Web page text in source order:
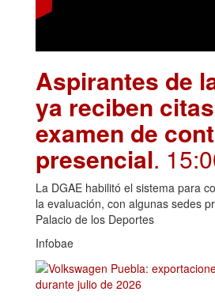
Aspirantes de
ya reciben
examen de
presencial.
La DGAE habilitó el sistema para
la evaluación, con algunas sedes
Palacio de los Deportes
Infobae